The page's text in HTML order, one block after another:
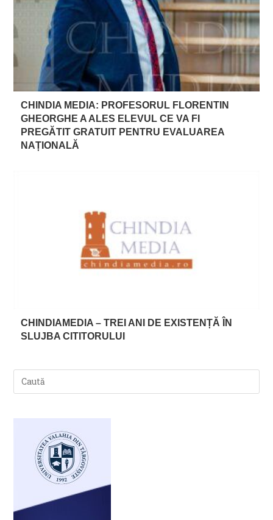
CHINDIA MEDIA: PROFESORUL FLORENTIN
GHEORGHE A ALES ELEVUL CE VA FI
PREGĂTIT GRATUIT PENTRU EVALUAREA
NAȚIONALĂ
CHINDIAMEDIA – TREI ANI DE EXISTENȚĂ ÎN
SLUJBA CITITORULUI